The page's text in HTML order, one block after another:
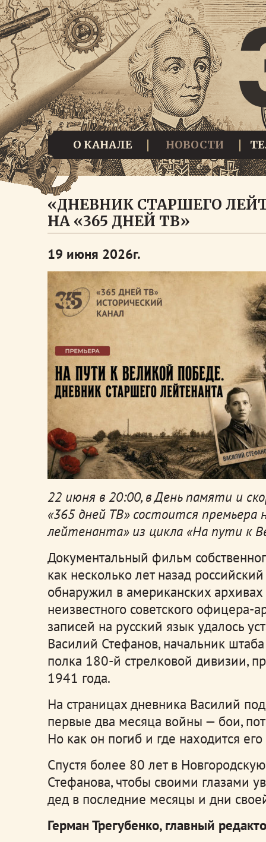
О КАНАЛЕ НОВОСТИ
«ДНЕВНИК СТАРШЕГО
НА «365 ДНЕЙ ТВ»
19 июня 2026г.
22 июня в 20:00, в День памяти и
«365 дней ТВ» состоится премьера
лейтенанта» из цикла «На пути к
Документальный фильм
как несколько лет назад
обнаружил в американских
неизвестного советского офицера-
записей на русский язык удалось
Василий Стефанов, начальник
полка 180-й стрелковой дивизии,
1941 года.
На страницах дневника Василий
первые два месяца войны — бои,
Но как он погиб и где находится
Спустя более 80 лет в
Стефанова, чтобы своими глазами
дед в последние месяцы и дни
Герман Трегубенко, главный